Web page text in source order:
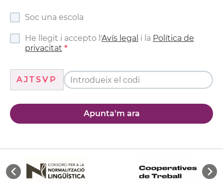
Soc una escola
He llegit i accepto l'Avís legal i la Política de
privacitat
AJTSVP
Apunta'm ara